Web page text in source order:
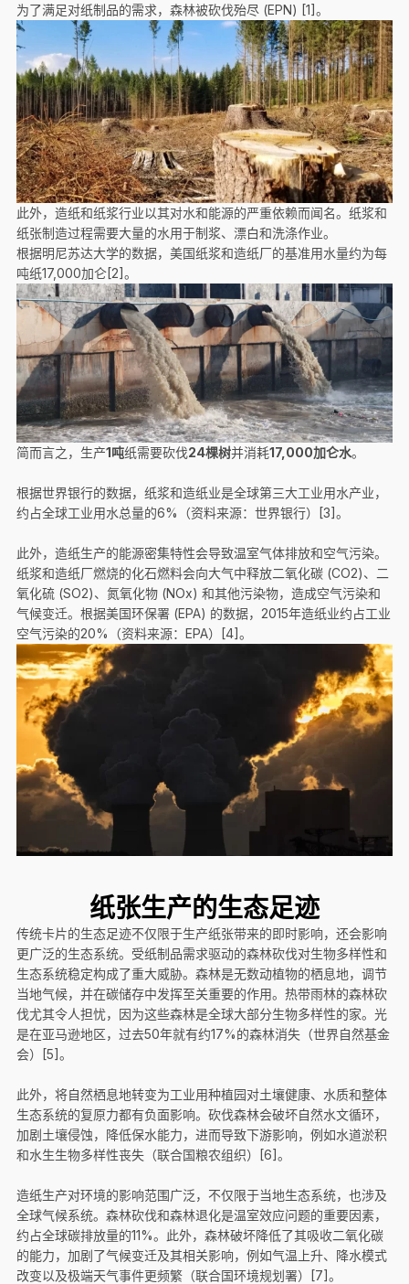
为了满足对纸制品的需求，森林被砍伐殆尽 (EPN) [1]。
此外，造纸和纸浆行业以其对水和能源的严重依赖而闻名。纸浆和
纸张制造过程需要大量的水用于制浆、漂白和洗涤作业。
根据明尼苏达大学的数据，美国纸浆和造纸厂的基准用水量约为每
吨纸17,000加仑[2]。
简而言之，生产1吨纸需要砍伐24棵树并消耗17,000加仑水。
根据世界银行的数据，纸浆和造纸业是全球第三大工业用水产业，
约占全球工业用水总量的6%（资料来源：世界银行）[3]。
此外，造纸生产的能源密集特性会导致温室气体排放和空气污染。
纸浆和造纸厂燃烧的化石燃料会向大气中释放二氧化碳 (CO2)、二
氧化硫 (SO2)、氮氧化物 (NOx) 和其他污染物，造成空气污染和
气候变迁。根据美国环保署 (EPA) 的数据，2015年造纸业约占工业
空气污染的20%（资料来源：EPA）[4]。
纸张生产的生态足迹
传统卡片的生态足迹不仅限于生产纸张带来的即时影响，还会影响
更广泛的生态系统。受纸制品需求驱动的森林砍伐对生物多样性和
生态系统稳定构成了重大威胁。森林是无数动植物的栖息地，调节
当地气候，并在碳储存中发挥至关重要的作用。热带雨林的森林砍
伐尤其令人担忧，因为这些森林是全球大部分生物多样性的家。光
是在亚马逊地区，过去50年就有约17%的森林消失（世界自然基金
会）[5]。
此外，将自然栖息地转变为工业用种植园对土壤健康、水质和整体
生态系统的复原力都有负面影响。砍伐森林会破坏自然水文循环，
加剧土壤侵蚀，降低保水能力，进而导致下游影响，例如水道淤积
和水生生物多样性丧失（联合国粮农组织）[6]。
造纸生产对环境的影响范围广泛，不仅限于当地生态系统，也涉及
全球气候系统。森林砍伐和森林退化是温室效应问题的重要因素，
约占全球碳排放量的11%。此外，森林破坏降低了其吸收二氧化碳
的能力，加剧了气候变迁及其相关影响，例如气温上升、降水模式
改变以及极端天气事件更频繁（联合国环境规划署）[7]。